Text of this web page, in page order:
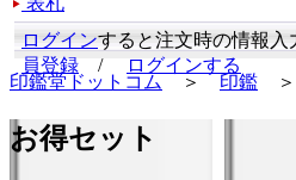
ログインすると注文時の情報
員登録 /
ログインする
印鑑堂ドットコム ＞ 印鑑
お得セット